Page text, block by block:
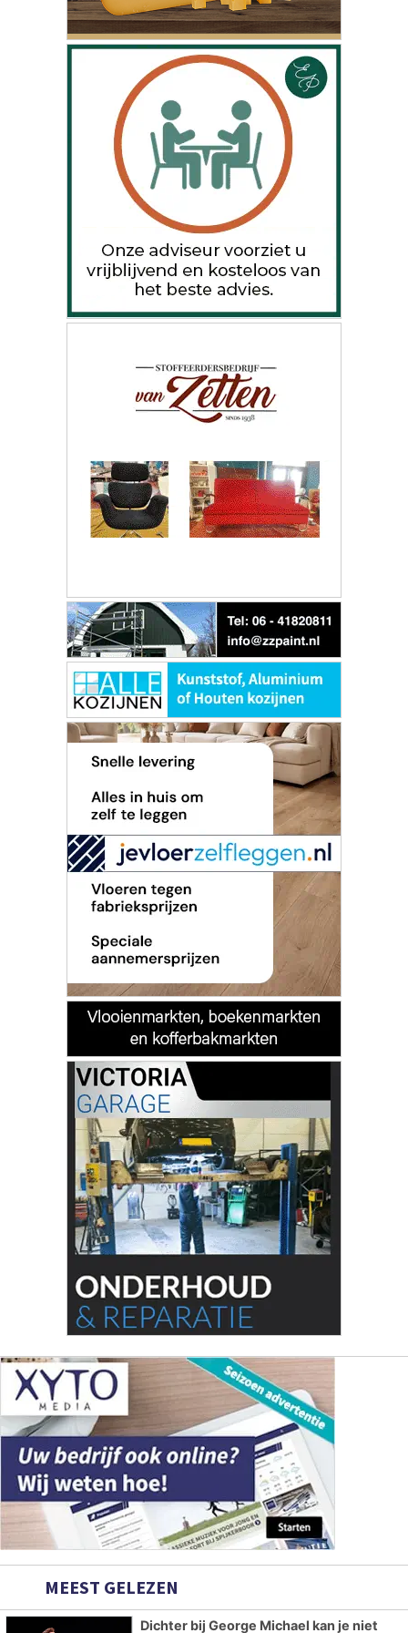
MEEST GELEZEN
Dichter bij George Michael kan je niet